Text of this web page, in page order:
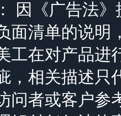
因《广告法
面清单的说明
工在对产品进
，相关描述只
问者或客户参